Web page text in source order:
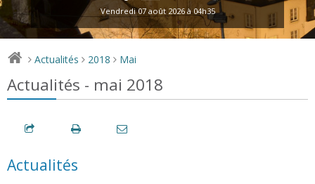
Vendredi 07 août 2026 à 04h35
> Actualités > 2018 > Mai
Actualités - mai 2018
Actualités